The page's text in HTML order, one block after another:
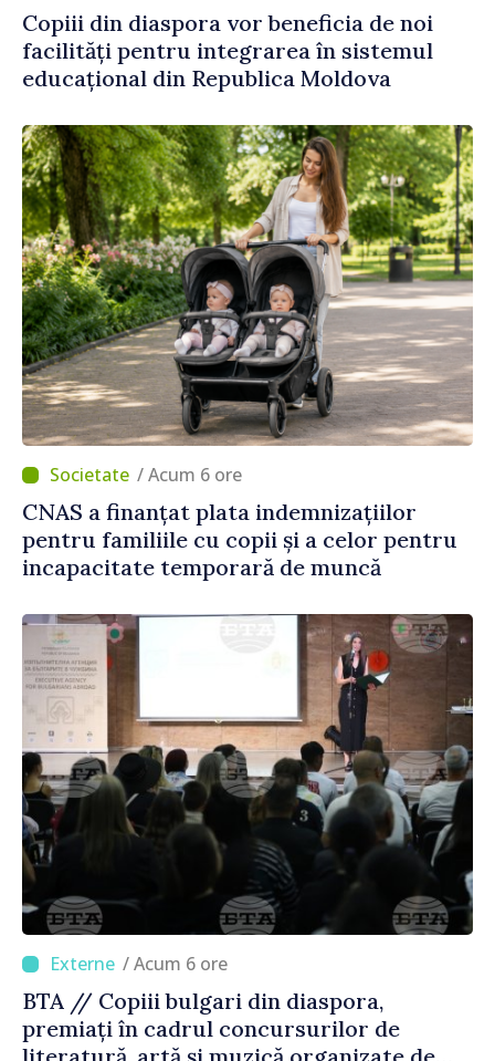
Copiii din diaspora vor beneficia de noi
facilități pentru integrarea în sistemul
educațional din Republica Moldova
/ Acum 6 ore
CNAS a finanțat plata indemnizațiilor
pentru familiile cu copii și a celor pentru
incapacitate temporară de muncă
/ Acum 6 ore
BTA // Copiii bulgari din diaspora,
premiați în cadrul concursurilor de